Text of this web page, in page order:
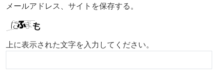
メールアドレス、サイトを保存する。
上に表示された文字を入力してください。